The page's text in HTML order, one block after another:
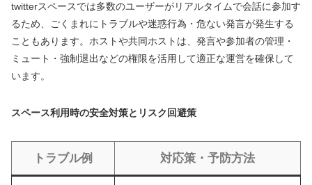
twitterスペースでは多数のユーザーがリアルタイムで会話に参加す
るため、ごくまれにトラブルや迷惑行為・危ない発言が発生する
こともあります。ホストや共同ホストは、発言や参加者の管理・
ミュート・強制退出などの権限を活用して適正な運営を確保して
います。
スペース利用時の安全対策とリスク回避策
トラブル例 対応策・予防方法